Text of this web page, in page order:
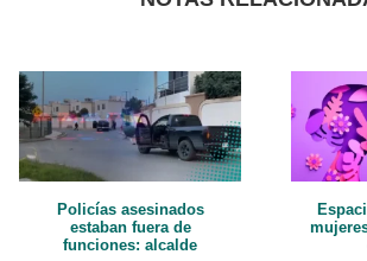
Policías asesinados
estaban fuera de
funciones: alcalde